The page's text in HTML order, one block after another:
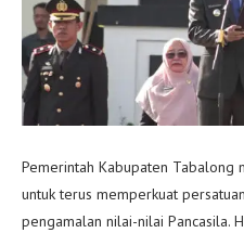
Pemerintah Kabupaten Tabalong
untuk terus memperkuat
pengamalan nilai-nilai Pancasila.